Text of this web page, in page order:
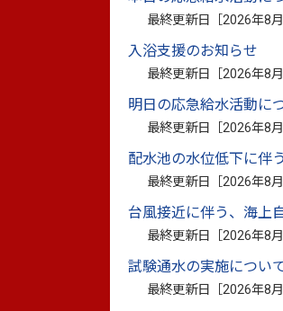
最終更新日［2026年8
入浴支援のお知らせ
最終更新日［2026年8
明日の応急給水活動に
最終更新日［2026年8
配水池の水位低下に伴
最終更新日［2026年8
台風接近に伴う、海上
最終更新日［2026年8
試験通水の実施につい
最終更新日［2026年8
移住・定住情
移住・定住情報
八代市立博物
八代市立博物館